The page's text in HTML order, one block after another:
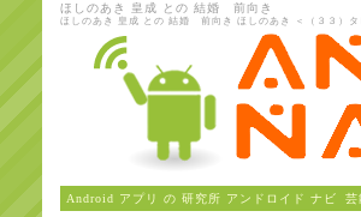
ほしのあき 皇成 との 結婚 前向き
ほしのあき 皇成 との 結婚 前向き ほしのあき ＜（３３）
Android アプリ の 研究所 アンドロイド ナビ 芸